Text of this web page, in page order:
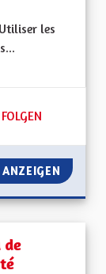
les
50 FOLLOWER
FOLGEN
DÉSENGORGER L
de